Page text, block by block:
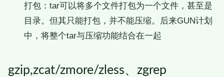
打包：tar可以将多个文件打包为一个文件，甚至是
目录。但其只能打包，并不能压缩。后来GUN计划
中，将整个tar与压缩功能结合在一起
gzip,zcat/zmore/zless、zgrep